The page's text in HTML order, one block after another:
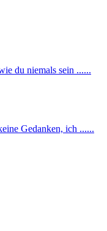
du niemals sein ......
Gedanken, ich ......